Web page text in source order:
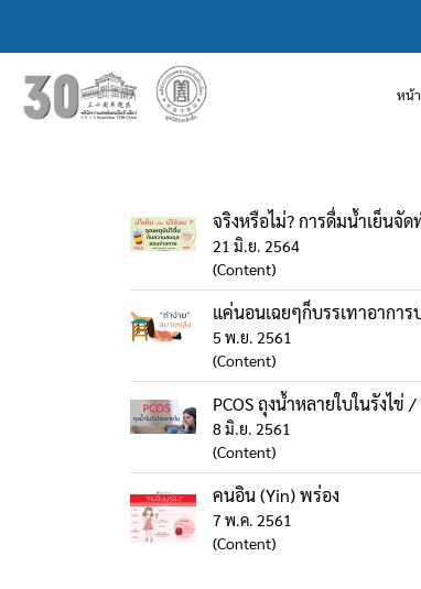
หน้
จริงหรือไม่? การดื่มน้ำเย็นจัด
21 มิ.ย. 2564
(Content)
แค่นอนเฉยๆก็บรรเทาอาการ
5 พ.ย. 2561
(Content)
PCOS ถุงน้ำหลายใบในรังไข่
8 มิ.ย. 2561
(Content)
คนอิน (Yin) พร่อง
7 พ.ค. 2561
(Content)